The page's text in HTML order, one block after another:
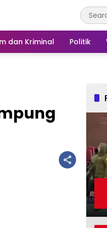
dan Kriminal Politik